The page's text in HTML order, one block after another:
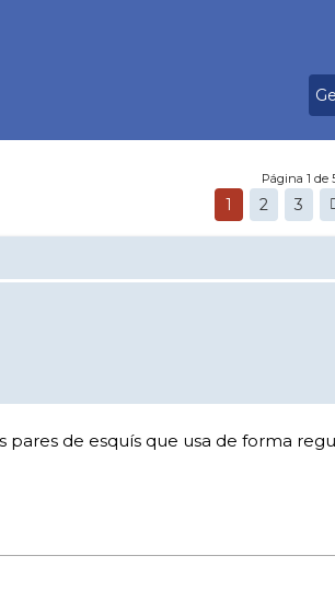
Página 1 de
1 2 3
de esquís que usa de forma